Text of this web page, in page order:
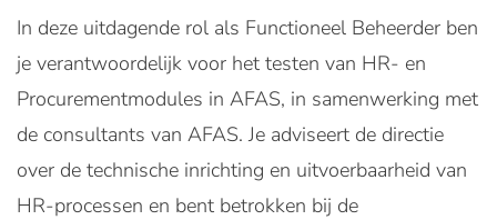
In deze uitdagende rol als Functioneel Beheerder ben
je verantwoordelijk voor het testen van HR- en
Procurementmodules in AFAS, in samenwerking met
de consultants van AFAS. Je adviseert de directie
over de technische inrichting en uitvoerbaarheid van
HR-processen en bent betrokken bij de